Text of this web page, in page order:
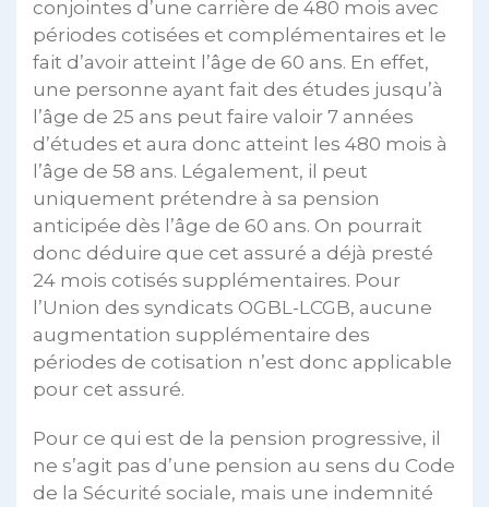
conjointes d’une carrière de 480 mois avec
périodes cotisées et complémentaires et le
fait d’avoir atteint l’âge de 60 ans. En effet,
une personne ayant fait des études jusqu’à
l’âge de 25 ans peut faire valoir 7 années
d’études et aura donc atteint les 480 mois à
l’âge de 58 ans. Légalement, il peut
uniquement prétendre à sa pension
anticipée dès l’âge de 60 ans. On pourrait
donc déduire que cet assuré a déjà presté
24 mois cotisés supplémentaires. Pour
l’Union des syndicats OGBL-LCGB, aucune
augmentation supplémentaire des
périodes de cotisation n’est donc applicable
pour cet assuré.
Pour ce qui est de la pension progressive, il
ne s’agit pas d’une pension au sens du Code
de la Sécurité sociale, mais une indemnité